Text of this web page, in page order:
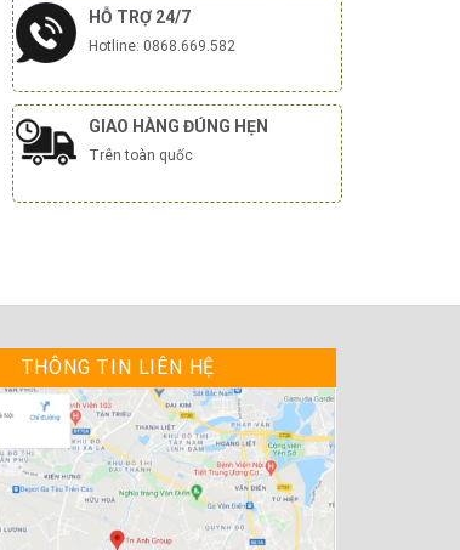
HỖ TRỢ 24/7
Hotline: 0868.669.582
GIAO HÀNG ĐÚNG HẸN
Trên toàn quốc
THÔNG TIN LIÊN HỆ